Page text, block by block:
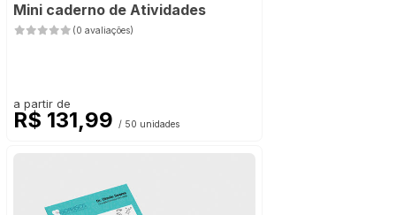
Mini caderno de Atividades
(0 avaliações)
a partir de
R$ 131,99 / 50 unidades